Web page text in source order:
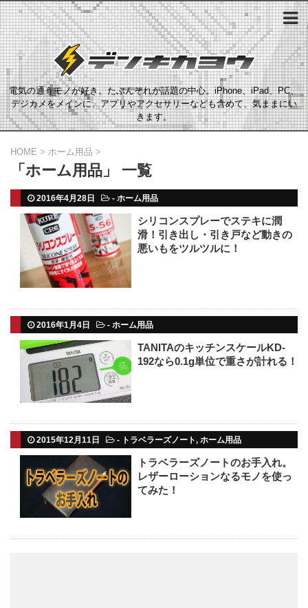
電気の通うモノが好き。たぶんそれが話題の中心。iPhone、iPad、PC、
デジカメをメインに、アプリやアクセサリーなども含めて、気ままにい
きます。
HOME > ホーム用品 >
「ホーム用品」 一覧
2016年4月28日 - ホーム用品
シリコンスプレーでステキに潤
滑！引き出し・引き戸など動きの
悪いもをツルツルに！
2016年1月4日 - ホーム用品
TANITAのキッチンスケールKD-
192なら0.1g単位で重さが計れる！
2015年12月11日 - トラベラーズノート, ホーム用品
トラベラーズノートのお手入れ。
レザーローションなるモノを使っ
てみた！